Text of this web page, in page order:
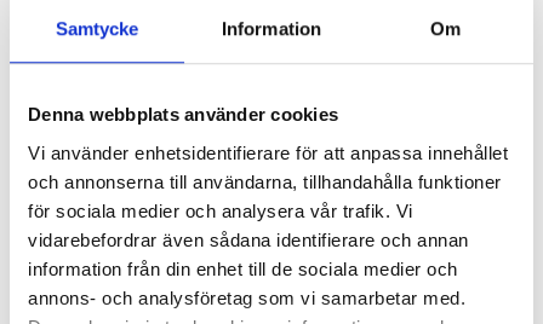
Samtycke Information Om
Denna webbplats använder cookies
Vi använder enhetsidentifierare för att anpassa innehållet
och annonserna till användarna, tillhandahålla funktioner
för sociala medier och analysera vår trafik. Vi
vidarebefordrar även sådana identifierare och annan
information från din enhet till de sociala medier och
annons- och analysföretag som vi samarbetar med.
att det finns folk som gör sånt här medvetet. Sen är det
förstås skönt att ingen skadades. Det hade kunnat bli så
Polisutredningen
Två tonåringar är misstänkta för att ha anlagt branden som förstörde
Vittra Kungshagen. Enligt uppgift har de ingen koppling till skolan.